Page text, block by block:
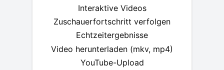
Interaktive Videos
Zuschauerfortschritt verfolgen
Echtzeitergebnisse
Video herunterladen (mkv, mp4)
YouTube-Upload